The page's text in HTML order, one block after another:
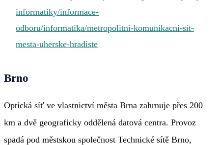
informatiky/informace-
odboru/informatika/metropolitni-komunikacni-sit-
mesta-uherske-hradiste
Brno
Optická síť ve vlastnictví města Brna zahrnuje přes 200
km a dvě geograficky oddělená datová centra. Provoz
spadá pod městskou společnost Technické sítě Brno,